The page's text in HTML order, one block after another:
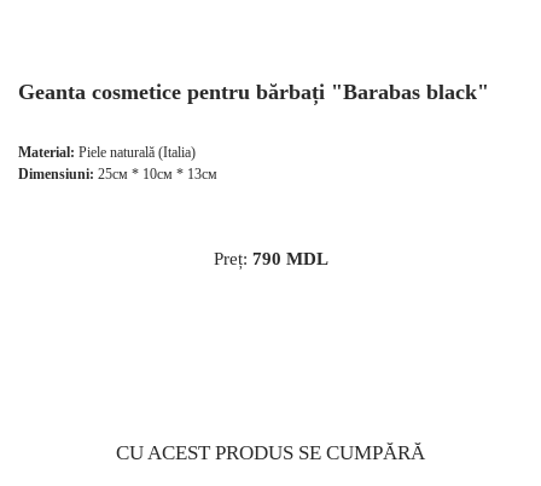
Geanta сosmetice pentru bărbați "Barabas black"
Material: Piele naturală (Italia)
Dimensiuni: 25см * 10см * 13см
Preț: 790 MDL
CU ACEST PRODUS SE CUMPĂRĂ